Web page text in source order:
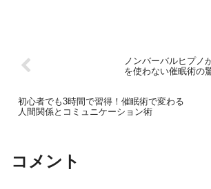
ノンバーバルヒプノ
を使わない催眠術の
初心者でも3時間で習得！催眠術で変わる
人間関係とコミュニケーション術
コメント